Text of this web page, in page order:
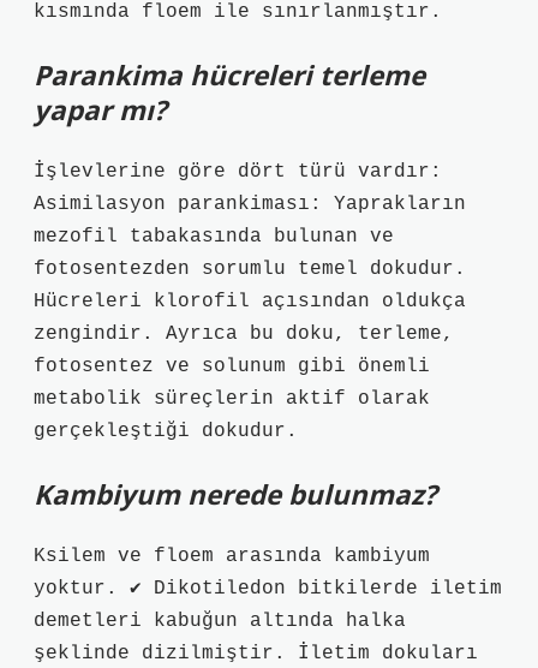
kısmında floem ile sınırlanmıştır.
Parankima hücreleri terleme
yapar mı?
İşlevlerine göre dört türü vardır:
Asimilasyon parankiması: Yaprakların
mezofil tabakasında bulunan ve
fotosentezden sorumlu temel dokudur.
Hücreleri klorofil açısından oldukça
zengindir. Ayrıca bu doku, terleme,
fotosentez ve solunum gibi önemli
metabolik süreçlerin aktif olarak
gerçekleştiği dokudur.
Kambiyum nerede bulunmaz?
Ksilem ve floem arasında kambiyum
yoktur. ✔ Dikotiledon bitkilerde iletim
demetleri kabuğun altında halka
şeklinde dizilmiştir. İletim dokuları